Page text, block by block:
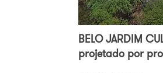
BELO JARDIM
projetado por